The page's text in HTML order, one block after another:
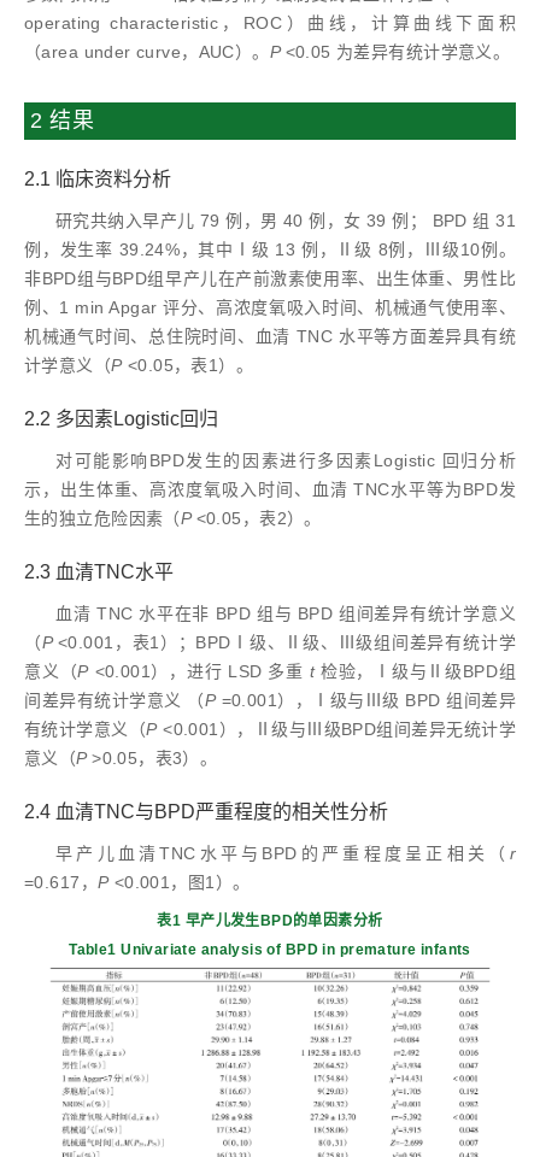
operating characteristic，ROC）曲线，计算曲线下面积
（area under curve，AUC）。 P<0.05 为差异有统计学意义。
2 结果
2.1 临床资料分析
研究共纳入早产儿 79 例，男 40 例，女 39 例； BPD 组 31
例，发生率 39.24%，其中Ⅰ级 13 例，Ⅱ级 8例，Ⅲ级10例。
非BPD组与BPD组早产儿在产前激素使用率、出生体重、男性比
例、1 min Apgar 评分、高浓度氧吸入时间、机械通气使用率、
机械通气时间、总住院时间、血清 TNC 水平等方面差异具有统
计学意义（P<0.05，表1）。
2.2 多因素Logistic回归
对可能影响BPD发生的因素进行多因素Logistic 回归分析
示，出生体重、高浓度氧吸入时间、血清 TNC水平等为BPD发
生的独立危险因素（P<0.05，表2）。
2.3 血清TNC水平
血清 TNC 水平在非 BPD 组与 BPD 组间差异有统计学意义
（P<0.001，表1）；BPDⅠ级、Ⅱ级、Ⅲ级组间差异有统计学
意义（P<0.001），进行 LSD 多重 t检验，Ⅰ级与Ⅱ级BPD组
间差异有统计学意义 （P=0.001），Ⅰ级与Ⅲ级 BPD 组间差异
有统计学意义（P<0.001），Ⅱ级与Ⅲ级BPD组间差异无统计学
意义（P>0.05，表3）。
2.4 血清TNC与BPD严重程度的相关性分析
早产儿血清TNC水平与BPD的严重程度呈正相关（ r
=0.617， P<0.001，图1）。
表1 早产儿发生BPD的单因素分析
Table1 Univariate analysis of BPD in premature infants